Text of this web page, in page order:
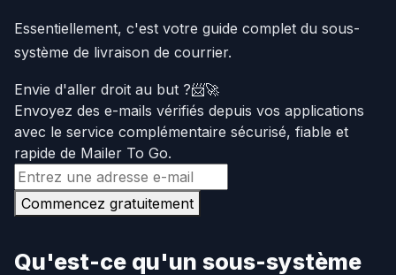
Essentiellement, c'est votre guide complet du sous-
système de livraison de courrier.
Envie d'aller droit au but ?📨🚀
Envoyez des e-mails vérifiés depuis vos applications
avec le service complémentaire sécurisé, fiable et
rapide de Mailer To Go.
Commencez gratuitement
Qu'est-ce qu'un sous-système